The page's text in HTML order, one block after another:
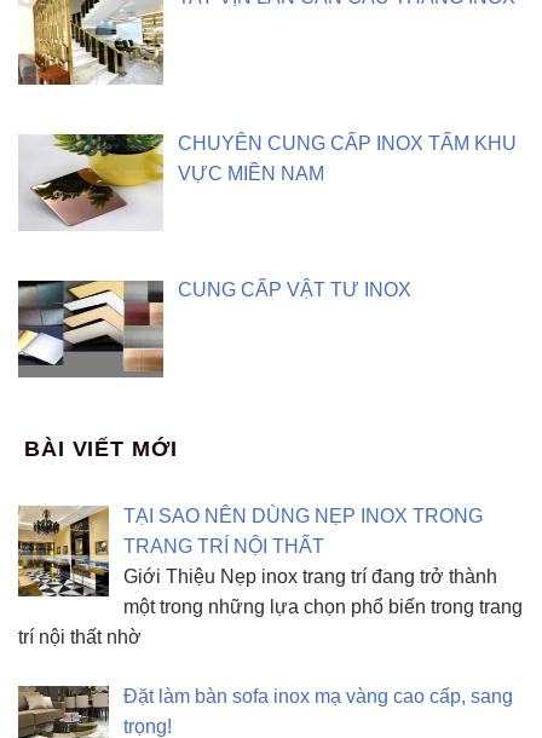
CHUYÊN CUNG CẤP INOX TẤM KHU
VỰC MIỀN NAM
CUNG CẤP VẬT TƯ INOX
BÀI VIẾT MỚI
TẠI SAO NÊN DÙNG NẸP INOX TRONG
TRANG TRÍ NỘI THẤT
Giới Thiệu Nẹp inox trang trí đang trở thành
một trong những lựa chọn phổ biến trong trang
trí nội thất nhờ
Đặt làm bàn sofa inox mạ vàng cao cấp, sang
trọng!